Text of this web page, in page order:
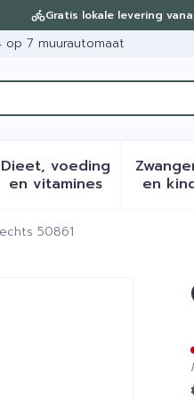
Gratis lokale levering
op 7 muurautomaat
voor Schoonheid,
Dieet, voeding
en vitamines
Toon submenu
en
50861
'1'